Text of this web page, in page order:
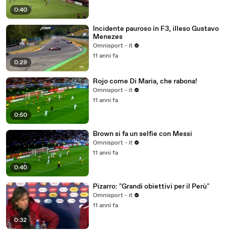
0:40
0:29
Incidente pauroso in F3, illeso Gustavo
Menezes
Omnisport - it
11 anni fa
0:50
Rojo come Di Maria, che rabona!
Omnisport - it
11 anni fa
0:40
Brown si fa un selfie con Messi
Omnisport - it
11 anni fa
0:32
Pizarro: "Grandi obiettivi per il Perù"
Omnisport - it
11 anni fa